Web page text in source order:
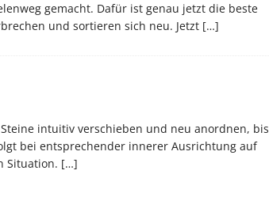
gemacht. Dafür ist genau jetzt die beste
und sortieren sich neu. Jetzt […]
intuitiv verschieben und neu anordnen, bis
bei entsprechender innerer Ausrichtung auf
Situation. […]